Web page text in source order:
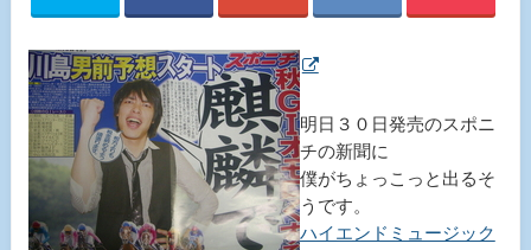
明日３０日発売のスポニ
チの新聞に
僕がちょっこっと出るそ
うです。
ハイエンドミュージック